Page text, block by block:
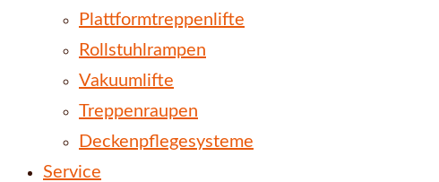
Plattformtreppenlifte
Rollstuhlrampen
Vakuumlifte
Treppenraupen
Deckenpflegesysteme
Service